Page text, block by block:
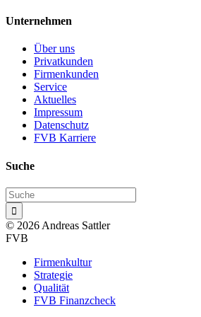
Unternehmen
Über uns
Privatkunden
Firmenkunden
Service
Aktuelles
Impressum
Datenschutz
FVB Karriere
Suche

© 2026 Andreas Sattler
FVB
Firmenkultur
Strategie
Qualität
FVB Finanzcheck